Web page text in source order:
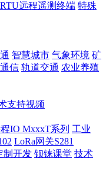
远程遥测终端 特殊
智慧城市 气象环境 矿
信 轨道交通 农业养殖
支持视频
IO MxxxT系列 工业
LoRa网关S281
制开发 钡铼课堂 技术